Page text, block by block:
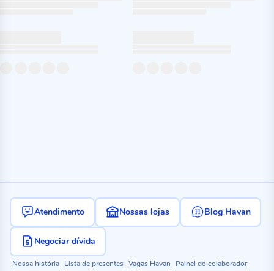
Atendimento Nossas lojas Blog Havan
Negociar dívida
Nossa história Lista de presentes Vagas Havan Painel do colaborador